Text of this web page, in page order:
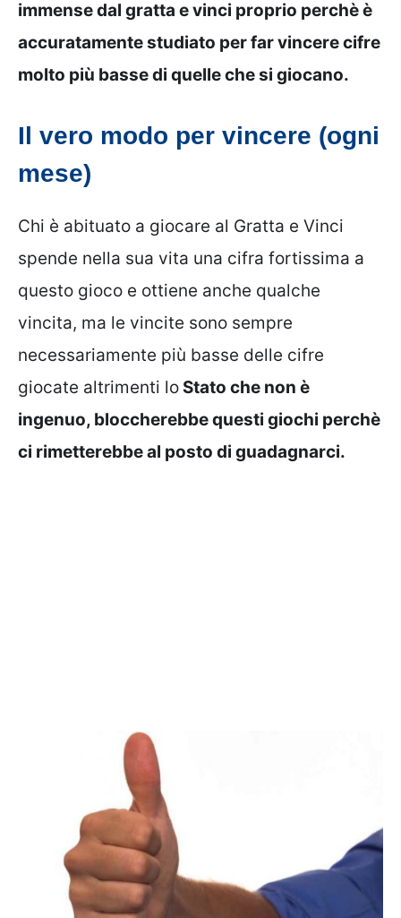
immense dal gratta e vinci proprio perchè è
accuratamente studiato per far vincere cifre
molto più basse di quelle che si giocano.
Il vero modo per vincere (ogni
mese)
Chi è abituato a giocare al Gratta e Vinci
spende nella sua vita una cifra fortissima a
questo gioco e ottiene anche qualche
vincita, ma le vincite sono sempre
necessariamente più basse delle cifre
giocate altrimenti lo Stato che non è
ingenuo, bloccherebbe questi giochi perchè
ci rimetterebbe al posto di guadagnarci.